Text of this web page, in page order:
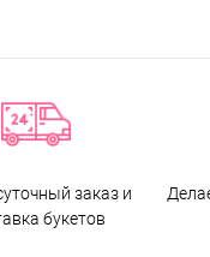
заказ и
букетов